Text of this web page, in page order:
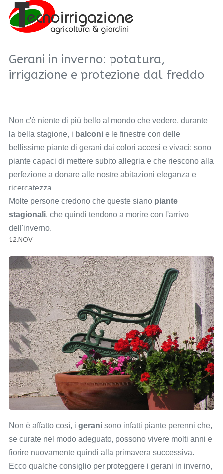
Gerani in inverno: potatura,
irrigazione e protezione dal freddo
Non c'è niente di più bello al mondo che vedere, durante
la bella stagione, i balconi e le finestre con delle
bellissime piante di gerani dai colori accesi e vivaci: sono
piante capaci di mettere subito allegria e che riescono alla
perfezione a donare alle nostre abitazioni eleganza e
ricercatezza.
Molte persone credono che queste siano piante
stagionali, che quindi tendono a morire con l'arrivo
dell'inverno.
12.NOV
Non è affatto così, i gerani sono infatti piante perenni che,
se curate nel modo adeguato, possono vivere molti anni e
fiorire nuovamente quindi alla primavera successiva.
Ecco qualche consiglio per proteggere i gerani in inverno,